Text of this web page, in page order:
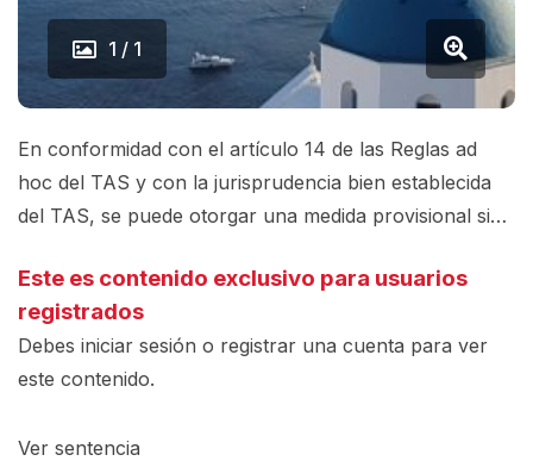
1 / 1
En conformidad con el artículo 14 de las Reglas ad
hoc del TAS y con la jurisprudencia bien establecida
del TAS, se puede otorgar una medida provisional si…
Este es contenido exclusivo para usuarios
registrados
Debes iniciar sesión o registrar una cuenta para ver
este contenido.
Ver sentencia